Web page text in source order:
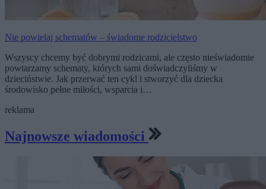
Nie powielaj schematów – świadome rodzicielstwo
Wszyscy chcemy być dobrymi rodzicami, ale często nieświadomie
powtarzamy schematy, których sami doświadczyliśmy w
dzieciństwie. Jak przerwać ten cykl i stworzyć dla dziecka
środowisko pełne miłości, wsparcia i…
reklama
Najnowsze wiadomości